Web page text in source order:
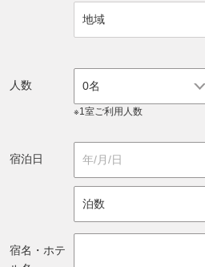
人数 0名
※1室ご利用人数
宿泊日
宿名・ホテ